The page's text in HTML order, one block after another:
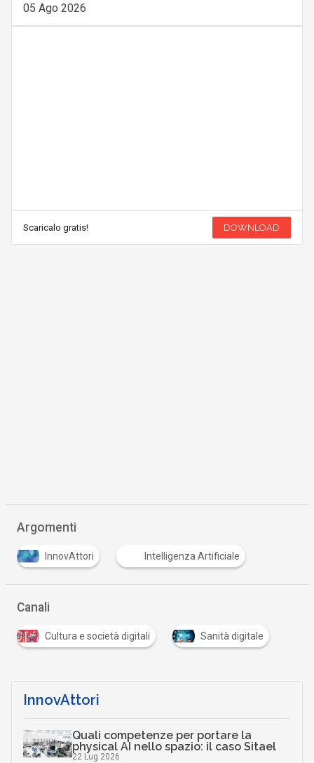
05 Ago 2026
Scaricalo gratis! DOWNLOAD
Argomenti
InnovAttori Intelligenza Artificiale
Canali
Cultura e società digitali Sanità digitale
InnovAttori
Quali competenze per portare la
physical AI nello spazio: il caso Sitael
22 Lug 2026